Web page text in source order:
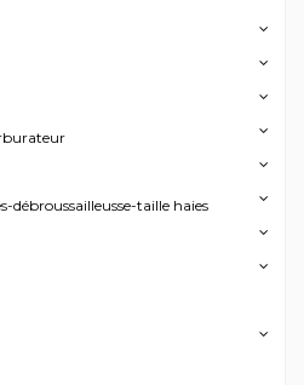
débroussailleusse-taille haies